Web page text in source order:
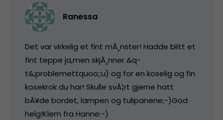
Ranessa
Det var virkelig et fint mÃ¸nster! Hadde blitt et
fint teppe ja,men skjÃ¸nner &q-
t&;problemettquoo;;u) og for en koselig og fin
kosekrok du har! Skulle svÃ¦rt gjerne hatt
bÃ¥de bordet, lampen og tulipanene;-)God
helg!Klem fra Hanne:-)